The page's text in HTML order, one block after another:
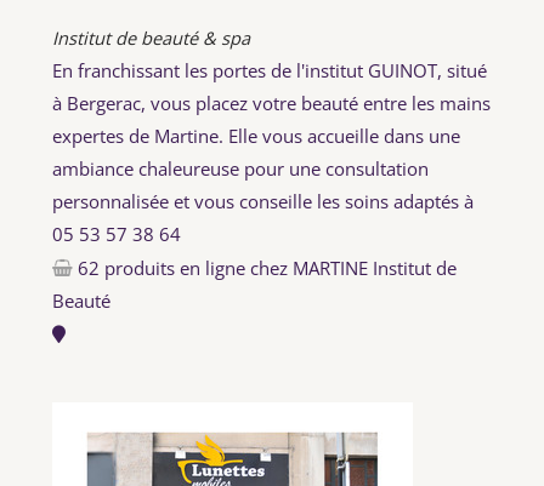
Institut de beauté & spa
En franchissant les portes de l'institut GUINOT, situé
à Bergerac, vous placez votre beauté entre les mains
expertes de Martine. Elle vous accueille dans une
ambiance chaleureuse pour une consultation
personnalisée et vous conseille les soins adaptés à
05 53 57 38 64
62 produits en ligne chez MARTINE Institut de
Beauté